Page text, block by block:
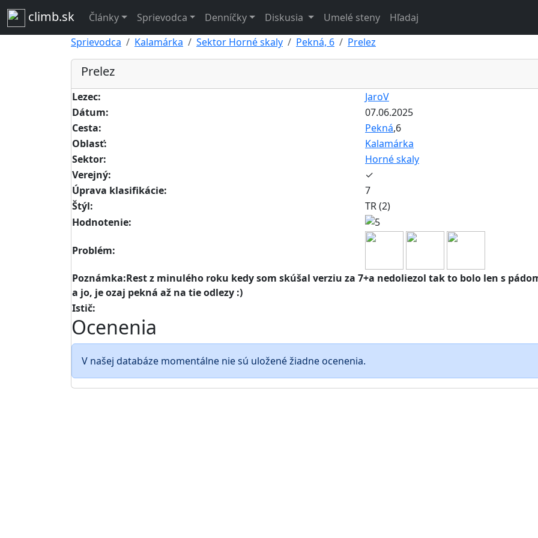
climb.sk Články Sprievodca Denníčky Diskusia Umelé steny Hľadaj
Sprievodca
Kalamárka Sektor Horné skaly Pekná, 6 Prelez
Prelez
Lezec:
JaroV
Dátum:
07.06.2025
Cesta:
Pekná,6
Oblasť:
Kalamárka
Sektor:
Horné skaly
Verejný:
✓
Úprava klasifikácie:
7
Štýl:
TR (2)
Hodnotenie:
Problém:
Poznámka:Rest z minulého roku kedy som skúšal verziu za 7+a nedoliezol tak to bolo len s
a jo, je ozaj pekná až na tie odlezy :)
Istič:
Ocenenia
V našej databáze momentálne nie sú uložené žiadne ocenenia.